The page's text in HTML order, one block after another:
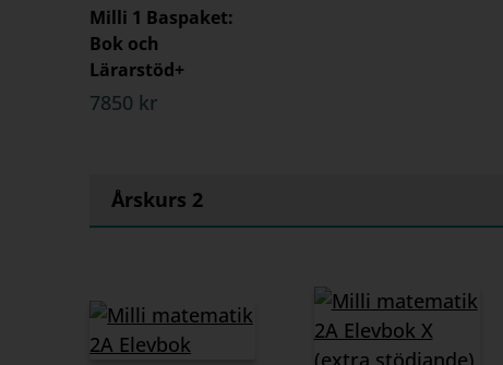
Milli 1 Baspaket:
Bok och
Lärarstöd+
7850 kr
Årskurs 2